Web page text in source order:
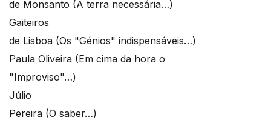
de Monsanto (A terra necessária…)
Gaiteiros
de Lisboa (Os "Génios" indispensáveis…)
Paula Oliveira (Em cima da hora o
"Improviso"…)
Júlio
Pereira (O saber…)